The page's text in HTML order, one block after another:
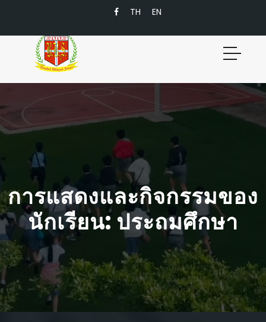
TH EN
การแสดงและกิจกรรมของ
นักเรียน: ประถมศึกษา